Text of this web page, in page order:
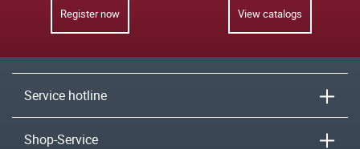
Register now View catalogs
Service hotline
Shop-Service